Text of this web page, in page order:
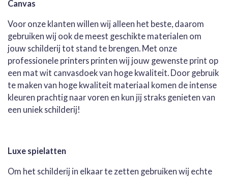
Canvas
Voor onze klanten willen wij alleen het beste, daarom
gebruiken wij ook de meest geschikte materialen om
jouw schilderij tot stand te brengen. Met onze
professionele printers printen wij jouw gewenste print op
een mat wit canvasdoek van hoge kwaliteit. Door gebruik
te maken van hoge kwaliteit materiaal komen de intense
kleuren prachtig naar voren en kun jij straks genieten van
een uniek schilderij!
Luxe spielatten
Om het schilderij in elkaar te zetten gebruiken wij echte